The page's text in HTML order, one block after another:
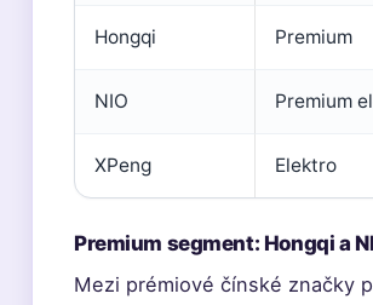
Hongqi Premium
NIO Premium
XPeng Elektro
Premium segment: Hongqi a
Mezi prémiové čínské značky